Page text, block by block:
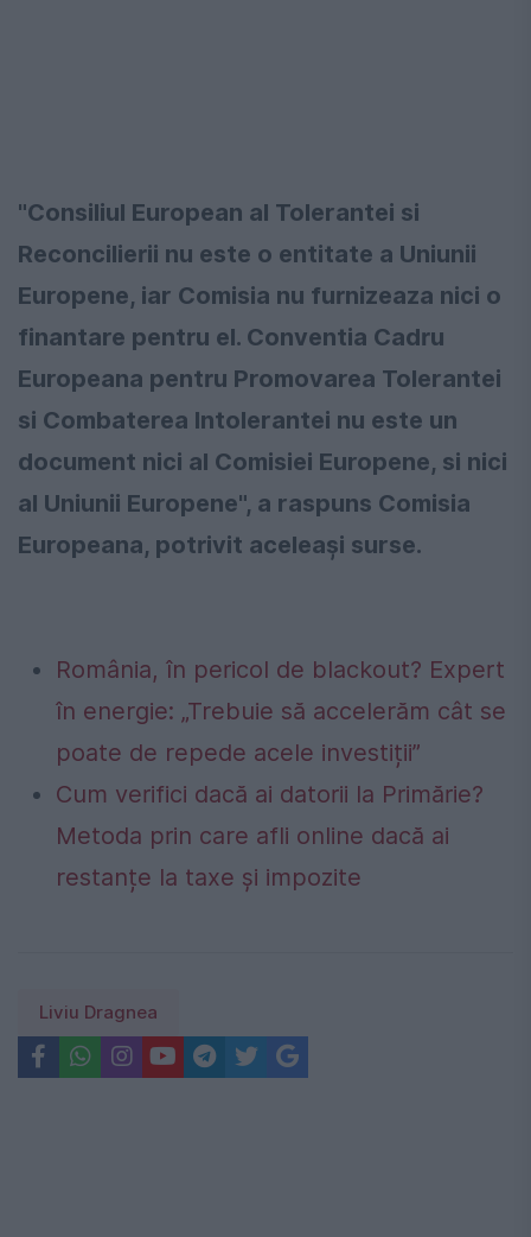
"Consiliul European al Tolerantei si
Reconcilierii nu este o entitate a Uniunii
Europene, iar Comisia nu furnizeaza nici o
finantare pentru el. Conventia Cadru
Europeana pentru Promovarea Tolerantei
si Combaterea Intolerantei nu este un
document nici al Comisiei Europene, si nici
al Uniunii Europene", a raspuns Comisia
Europeana, potrivit aceleaşi surse.
România, în pericol de blackout? Expert
în energie: „Trebuie să accelerăm cât se
poate de repede acele investiții”
Cum verifici dacă ai datorii la Primărie?
Metoda prin care afli online dacă ai
restanțe la taxe și impozite
Liviu Dragnea